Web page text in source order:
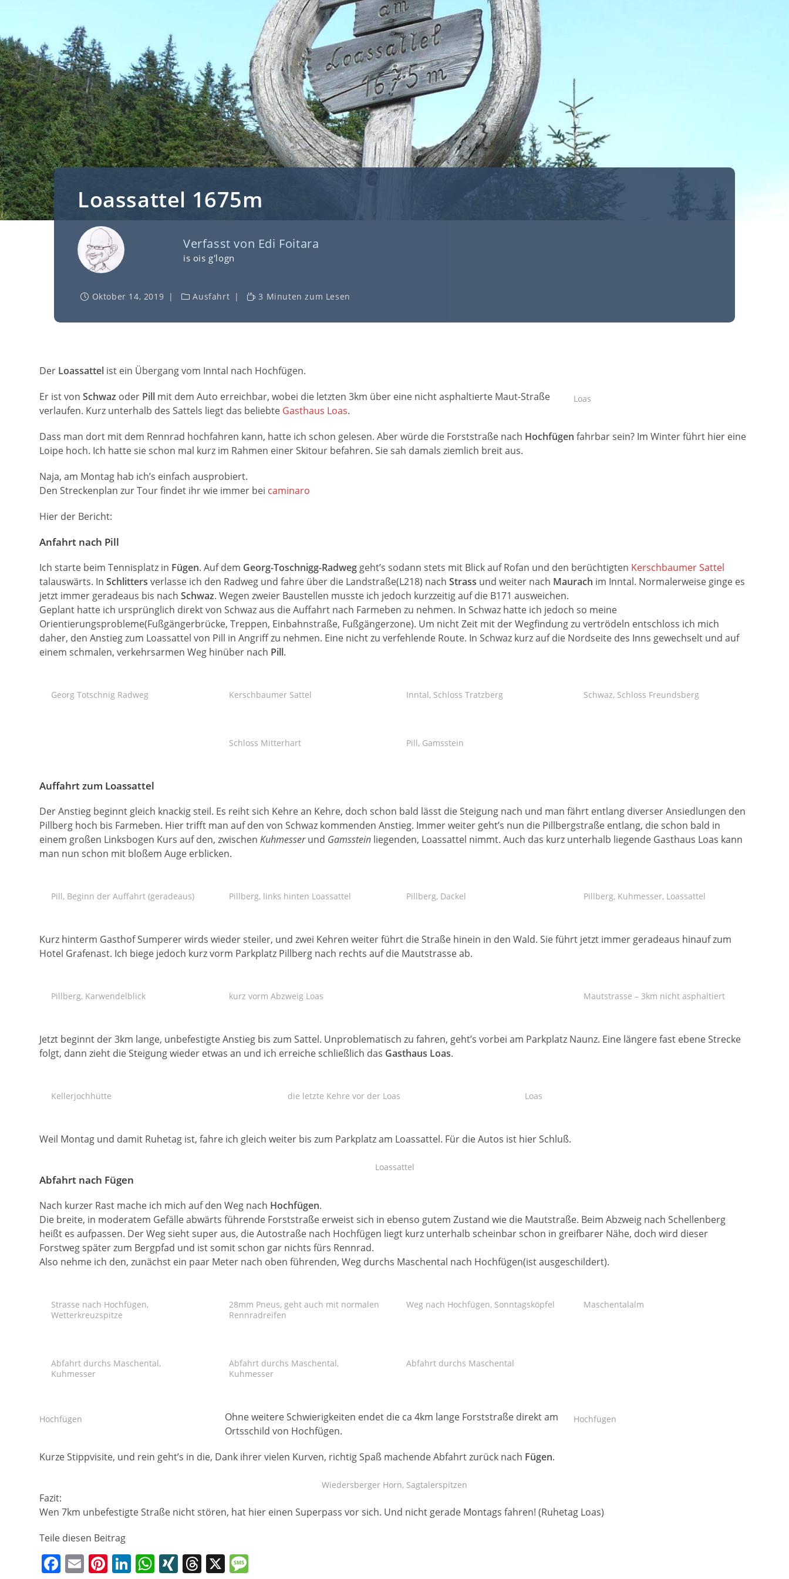
Loassattel 1675m
Verfasst von Edi Foitara
is ois g'logn
Oktober 14, 2019 Ausfahrt 3 Minuten zum Lesen
Der Loassattel ist ein Übergang vom Inntal nach Hochfügen.
Loas
Er ist vonSchwaz oder Pill mit dem Auto erreichbar, wobei die letzten 3km über eine nicht asphaltierte Maut-Straße
verlaufen. Kurz unterhalb des Sattels liegt das beliebte Gasthaus Loas.
Dass man dort mit dem Rennrad hochfahren kann, hatte ich schon gelesen. Aber würde die Forststraße nach Hochfügen fahrbar sein? Im Winter führt hier eine
Loipe hoch. Ich hatte sie schon mal kurz im Rahmen einer Skitour befahren. Sie sah damals ziemlich breit aus.
Naja, am Montag hab ich’s einfach ausprobiert.
Den Streckenplan zur Tour findet ihr wie immer bei caminaro
Hier der Bericht:
Anfahrt nach Pill
Ich starte beim Tennisplatz in Fügen. Auf dem Georg-Toschnigg-Radweg geht’s sodann stets mit Blick auf Rofan und den berüchtigten Kerschbaumer Sattel
talauswärts. InSchlitters verlasse ich den Radweg und fahre über die Landstraße(L218) nachStrass und weiter nach Maurach im Inntal. Normalerweise ginge es
jetzt immer geradeaus bis nachSchwaz. Wegen zweier Baustellen musste ich jedoch kurzzeitig auf die B171 ausweichen.
Geplant hatte ich ursprünglich direkt von Schwaz aus die Auffahrt nach Farmeben zu nehmen. In Schwaz hatte ich jedoch so meine
Orientierungsprobleme(Fußgängerbrücke, Treppen, Einbahnstraße, Fußgängerzone). Um nicht Zeit mit der Wegfindung zu vertrödeln entschloss ich mich
daher, den Anstieg zum Loassattel von Pill in Angriff zu nehmen. Eine nicht zu verfehlende Route. In Schwaz kurz auf die Nordseite des Inns gewechselt und auf
einem schmalen, verkehrsarmen Weg hinüber nach Pill.
Georg Totschnig Radweg Kerschbaumer Sattel Inntal, Schloss Tratzberg Schwaz, Schloss Freundsberg
Schloss Mitterhart Pill, Gamsstein
Auffahrt zum Loassattel
Der Anstieg beginnt gleich knackig steil. Es reiht sich Kehre an Kehre, doch schon bald lässt die Steigung nach und man fährt entlang diverser Ansiedlungen den
Pillberg hoch bis Farmeben. Hier trifft man auf den von Schwaz kommenden Anstieg. Immer weiter geht’s nun die Pillbergstraße entlang, die schon bald in
einem großen Linksbogen Kurs auf den, zwischenKuhmesserund Gamsstein liegenden, Loassattel nimmt. Auch das kurz unterhalb liegende Gasthaus Loas kann
man nun schon mit bloßem Auge erblicken.
Pill, Beginn der Auffahrt (geradeaus) Pillberg, links hinten Loassattel Pillberg, Dackel Pillberg, Kuhmesser, Loassattel
Kurz hinterm Gasthof Sumperer wirds wieder steiler, und zwei Kehren weiter führt die Straße hinein in den Wald. Sie führt jetzt immer geradeaus hinauf zum
Hotel Grafenast. Ich biege jedoch kurz vorm Parkplatz Pillberg nach rechts auf die Mautstrasse ab.
Pillberg, Karwendelblick kurz vorm Abzweig Loas Mautstrasse – 3km nicht asphaltiert
Jetzt beginnt der 3km lange, unbefestigte Anstieg bis zum Sattel. Unproblematisch zu fahren, geht’s vorbei am Parkplatz Naunz. Eine längere fast ebene Strecke
folgt, dann zieht die Steigung wieder etwas an und ich erreiche schließlich das Gasthaus Loas.
Kellerjochhütte die letzte Kehre vor der Loas Loas
Weil Montag und damit Ruhetag ist, fahre ich gleich weiter bis zum Parkplatz am Loassattel. Für die Autos ist hier Schluß.
Loassattel
Abfahrt nach Fügen
Nach kurzer Rast mache ich mich auf den Weg nach Hochfügen.
Die breite, in moderatem Gefälle abwärts führende Forststraße erweist sich in ebenso gutem Zustand wie die Mautstraße. Beim Abzweig nach Schellenberg
heißt es aufpassen. Der Weg sieht super aus, die Autostraße nach Hochfügen liegt kurz unterhalb scheinbar schon in greifbarer Nähe, doch wird dieser
Forstweg später zum Bergpfad und ist somit schon gar nichts fürs Rennrad.
Also nehme ich den, zunächst ein paar Meter nach oben führenden, Weg durchs Maschental nach Hochfügen(ist ausgeschildert).
Strasse nach Hochfügen,
Wetterkreuzspitze
28mm Pneus, geht auch mit normalen
Rennradreifen
Weg nach Hochfügen, Sonntagsköpfel Maschentalalm
Abfahrt durchs Maschental,
Kuhmesser
Abfahrt durchs Maschental,
Kuhmesser
Abfahrt durchs Maschental
Hochfügen
Hochfügen
Ohne weitere Schwierigkeiten endet die ca 4km lange Forststraße direkt am
Ortsschild von Hochfügen.
Kurze Stippvisite, und rein geht’s in die, Dank ihrer vielen Kurven, richtig Spaß machende Abfahrt zurück nach Fügen.
Wiedersberger Horn, Sagtalerspitzen
Fazit:
Wen 7km unbefestigte Straße nicht stören, hat hier einen Superpass vor sich. Und nicht gerade Montags fahren! (Ruhetag Loas)
Teile diesen Beitrag
F E Pi Li W XI T X